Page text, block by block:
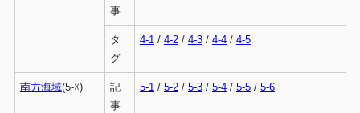
事
タ
グ
4-1/ 4-2/ 4-3/ 4-4/ 4-5
南方海域(5-☓)
記
事
5-1/ 5-2/ 5-3/ 5-4/ 5-5/ 5-6